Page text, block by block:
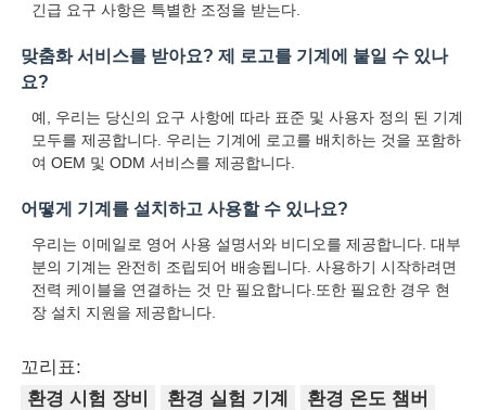
긴급 요구 사항은 특별한 조정을 받는다.
맞춤화 서비스를 받아요? 제 로고를 기계에 붙일 수 있나
요?
예, 우리는 당신의 요구 사항에 따라 표준 및 사용자 정의 된 기계
모두를 제공합니다. 우리는 기계에 로고를 배치하는 것을 포함하
여 OEM 및 ODM 서비스를 제공합니다.
어떻게 기계를 설치하고 사용할 수 있나요?
우리는 이메일로 영어 사용 설명서와 비디오를 제공합니다. 대부
분의 기계는 완전히 조립되어 배송됩니다. 사용하기 시작하려면
전력 케이블을 연결하는 것 만 필요합니다.또한 필요한 경우 현
장 설치 지원을 제공합니다.
꼬리표:
환경 시험 장비
환경 실험 기계 환경 온도 챔버